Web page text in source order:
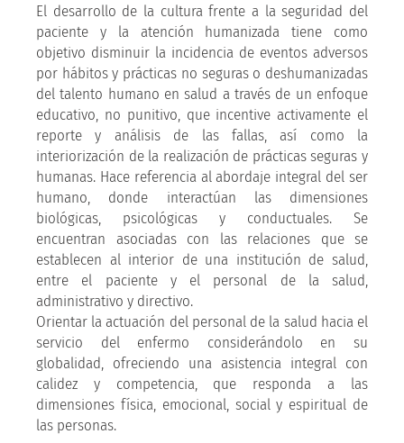
El desarrollo de la cultura frente a la seguridad del
paciente y la atención humanizada tiene como
objetivo disminuir la incidencia de eventos adversos
por hábitos y prácticas no seguras o deshumanizadas
del talento humano en salud a través de un enfoque
educativo, no punitivo, que incentive activamente el
reporte y análisis de las fallas, así como la
interiorización de la realización de prácticas seguras y
humanas. Hace referencia al abordaje integral del ser
humano, donde interactúan las dimensiones
biológicas, psicológicas y conductuales. Se
encuentran asociadas con las relaciones que se
establecen al interior de una institución de salud,
entre el paciente y el personal de la salud,
administrativo y directivo.
Orientar la actuación del personal de la salud hacia el
servicio del enfermo considerándolo en su
globalidad, ofreciendo una asistencia integral con
calidez y competencia, que responda a las
dimensiones física, emocional, social y espiritual de
las personas.